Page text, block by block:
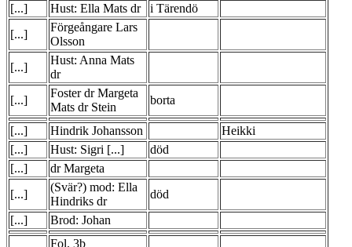
[...]
Hust: Ella Mats dr
i Tärendö
[...]
Förgeångare Lars
Olsson
[...]
Hust: Anna Mats
dr
[...]
Foster dr Margeta
Mats dr Stein
borta
[...] Hindrik Johansson
Heikki
[...]
Hust: Sigri [...]
död
[...]
dr Margeta
[...]
(Svär?) mod: Ella
Hindriks dr
död
[...]
Brod: Johan
Fol. 3b